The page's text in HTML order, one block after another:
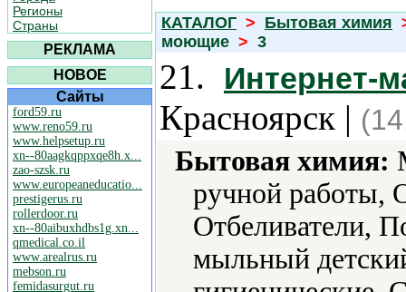
Регионы
Страны
РЕКЛАМА
НОВОЕ
Сайты
ford59.ru
www.reno59.ru
www.helpsetup.ru
xn--80aagkqppxqe8h.x...
zao-szsk.ru
www.europeaneducatio...
prestigerus.ru
rollerdoor.ru
xn--80aibuxhdbs1g.xn...
qmedical.co.il
www.arealrus.ru
mebson.ru
femidasurgut.ru
КАТАЛОГ > Бытовая химия
моющие > 3
21. Интернет-
Красноярск |
Бытовая химия:
ручной работы,
Отбеливатели,
мыльный